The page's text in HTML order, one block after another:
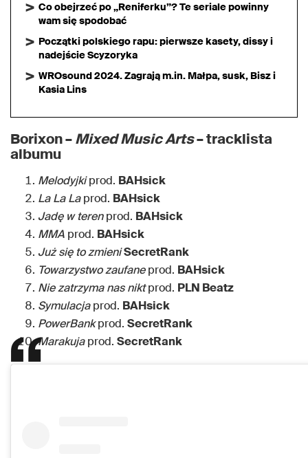
Co obejrzeć po „Reniferku”? Te seriale powinny
wam się spodobać
Początki polskiego rapu: pierwsze kasety, dissy i
nadejście Scyzoryka
WROsound 2024. Zagrają m.in. Małpa, susk, Bisz i
Kasia Lins
Borixon –Mixed Music Arts– tracklista
albumu
Melodyjkiprod. BAHsick
La La Laprod. BAHsick
Jadę w terenprod. BAHsick
MMA prod. BAHsick
Już się to zmieniSecretRank
Towarzystwo zaufaneprod. BAHsick
Nie zatrzyma nas niktprod. PLN Beatz
Symulacjaprod. BAHsick
PowerBankprod. SecretRank
Marakujaprod. SecretRank